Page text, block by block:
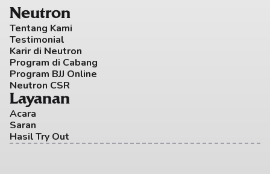
Neutron
Tentang Kami
Testimonial
Karir di Neutron
Program di Cabang
Program BJJ Online
Neutron CSR
Layanan
Acara
Saran
Hasil Try Out